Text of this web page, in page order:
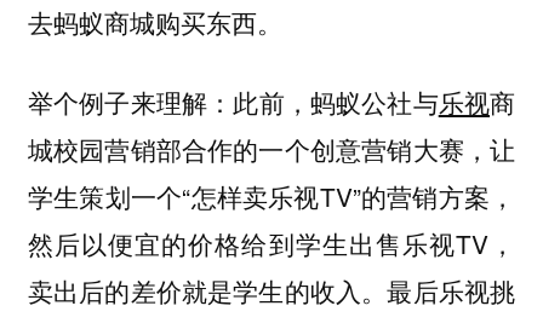
去蚂蚁商城购买东西。
举个例子来理解： 此前，蚂蚁公社与乐视商
城校园营销部合作的一个创意营销大赛，让
学生策划一个“怎样卖乐视TV”的营销方案，
然后以便宜的价格给到学生出售乐视TV，
卖出后的差价就是学生的收入。最后乐视挑